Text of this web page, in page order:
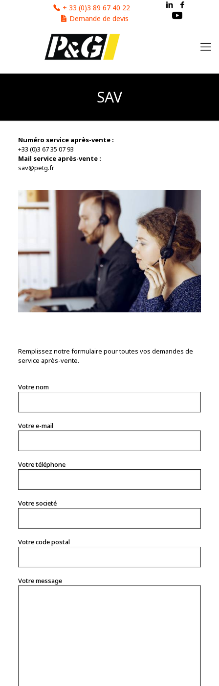
+ 33 (0)3 89 67 40 22
Demande de devis
SAV
Numéro service après-vente :
+33 (0)3 67 35 07 93
Mail service après-vente :
sav@petg.fr
Remplissez notre formulaire pour toutes vos demandes de
service après-vente.
Votre nom
Votre e-mail
Votre téléphone
Votre societé
Votre code postal
Votre message
Cookies management panel